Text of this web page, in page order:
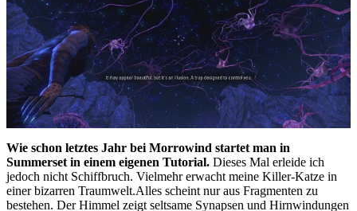
Wie schon letztes Jahr bei Morrowind startet man in
Summerset in einem eigenen Tutorial. Dieses Mal erleide ich
jedoch nicht Schiffbruch. Vielmehr erwacht meine Killer-Katze in
einer bizarren Traumwelt.Alles scheint nur aus Fragmenten zu
bestehen. Der Himmel zeigt seltsame Synapsen und Hirnwindungen